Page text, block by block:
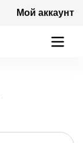
Мой аккаунт